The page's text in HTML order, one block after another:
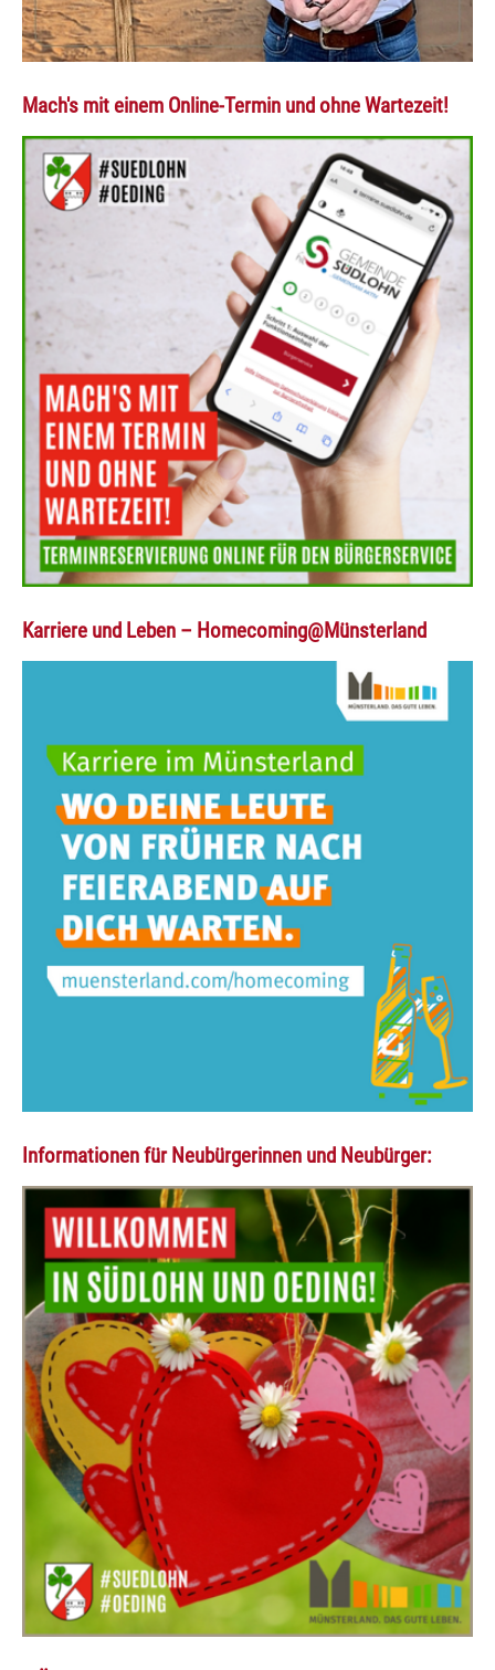
Mach's mit einem Online-Termin und ohne Wartezeit!
Karriere und Leben – Homecoming@Münsterland
Informationen für Neubürgerinnen und Neubürger: